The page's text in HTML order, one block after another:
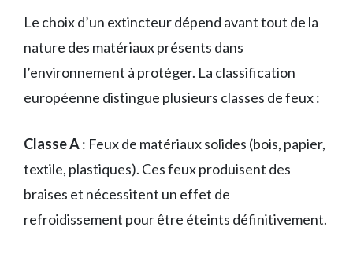
Le choix d’un extincteur dépend avant tout de la
nature des matériaux présents dans
l’environnement à protéger. La classification
européenne distingue plusieurs classes de feux :
Classe A: Feux de matériaux solides (bois, papier,
textile, plastiques). Ces feux produisent des
braises et nécessitent un effet de
refroidissement pour être éteints définitivement.